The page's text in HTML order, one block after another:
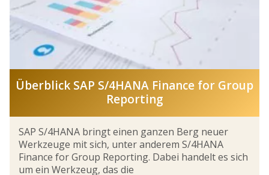
Überblick SAP S/4HANA Finance for Group
Reporting
SAP S/4HANA bringt einen ganzen Berg neuer
Werkzeuge mit sich, unter anderem S/4HANA
Finance for Group Reporting. Dabei handelt es sich
um ein Werkzeug, das die